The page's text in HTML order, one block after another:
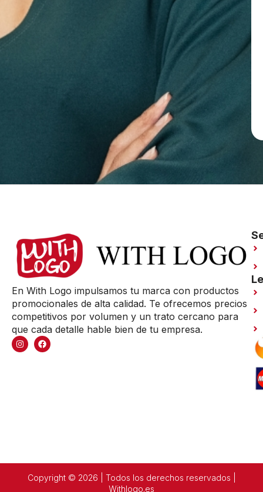
En With Logo impulsamos tu marca con productos
promocionales de alta calidad. Te ofrecemos precios
competitivos por volumen y un trato cercano para
que cada detalle hable bien de tu empresa.
Copyright © 2026 | Todos los derechos reservados |
Withlogo.es